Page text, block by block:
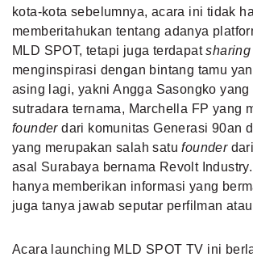
kota-kota sebelumnya, acara ini tidak
memberitahukan tentang adanya
MLD SPOT, tetapi juga terdapat
menginspirasi dengan bintang tamu
asing lagi, yakni Angga Sasongko yang
sutradara ternama, Marchella FP yang
founderdari komunitas Generasi 90an
yang merupakan salah satufounder
asal Surabaya bernama Revolt
hanya memberikan informasi yang
juga tanya jawab seputar perfilman
Acara launching MLD SPOT TV ini